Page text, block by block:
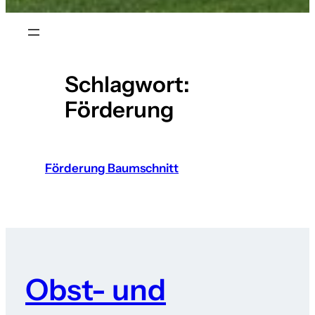
Schlagwort:
Förderung
Förderung Baumschnitt
Obst- und